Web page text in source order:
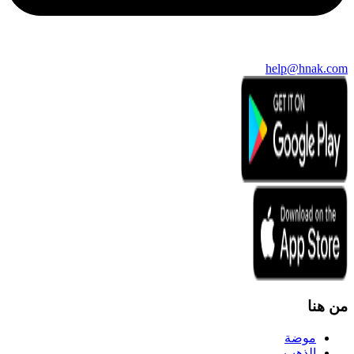
help@hnak.com
من هنا
موضة